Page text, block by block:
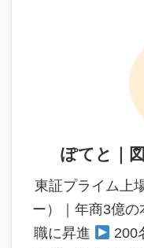
ぽてと｜
東証プライム上
ー）｜年商3億
職に昇進
200